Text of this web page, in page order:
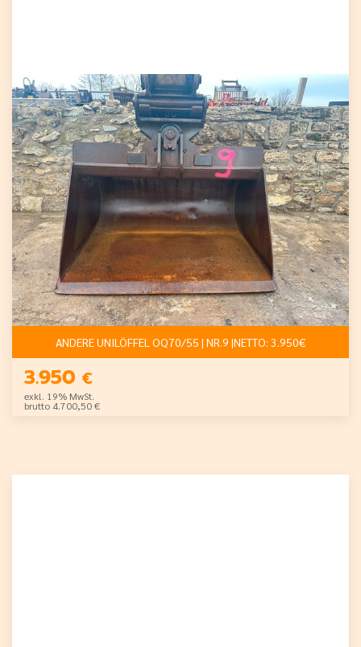
ANDERE UNILÖFFEL OQ70/55 | NR.9 |NETTO: 3.950€
3.950 €
exkl. 19% MwSt.
brutto 4.700,50 €